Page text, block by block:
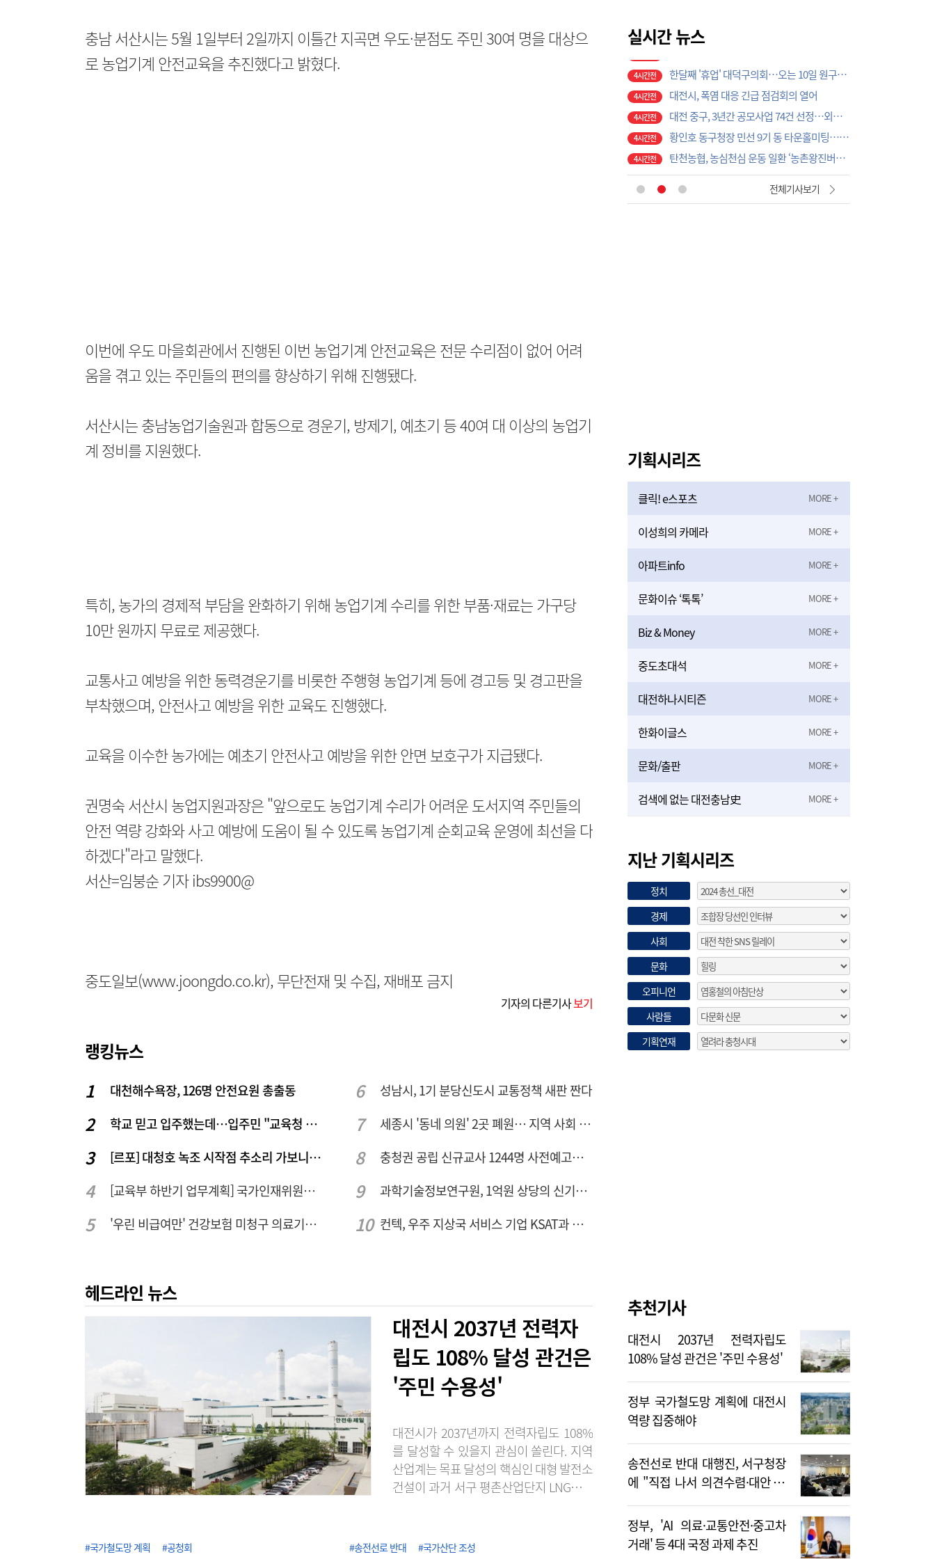
충남 서산시는 5월 1일부터 2일까지 이틀간 지곡면 우도·분점도 주민 30여 명을 대상으
로 농업기계 안전교육을 추진했다고 밝혔다.
이번에 우도 마을회관에서 진행된 이번 농업기계 안전교육은 전문 수리점이 없어 어려
움을 겪고 있는 주민들의 편의를 향상하기 위해 진행됐다.
서산시는 충남농업기술원과 합동으로 경운기, 방제기, 예초기 등 40여 대 이상의 농업기
계 정비를 지원했다.
특히, 농가의 경제적 부담을 완화하기 위해 농업기계 수리를 위한 부품·재료는 가구당
10만 원까지 무료로 제공했다.
교통사고 예방을 위한 동력경운기를 비롯한 주행형 농업기계 등에 경고등 및 경고판을
부착했으며, 안전사고 예방을 위한 교육도 진행했다.
교육을 이수한 농가에는 예초기 안전사고 예방을 위한 안면 보호구가 지급됐다.
권명숙 서산시 농업지원과장은 "앞으로도 농업기계 수리가 어려운 도서지역 주민들의
안전 역량 강화와 사고 예방에 도움이 될 수 있도록 농업기계 순회교육 운영에 최선을 다
하겠다"라고 말했다.
서산=임붕순 기자 ibs9900@
중도일보(www.joongdo.co.kr), 무단전재 및 수집, 재배포 금지
기자의 다른기사보기
랭킹뉴스
대천해수욕장, 126명 안전요원 총출동
학교 믿고 입주했는데…입주민 "교육청 중재 나서라"
[르포] 대청호 녹조 시작점 추소리 가보니…걷어내도 짙은 초록빛
[교육부 하반기 업무계획] 국가인재위원회 신설… 거점국립대 3곳 성장엔진·AI 분야 패키지 지원
'우린 비급여만' 건강보험 미청구 의료기관 대전 65곳 충남 31곳
성남시, 1기 분당신도시 교통정책 새판 짠다
세종시 '동네 의원' 2곳 폐원… 지역 사회 도마 위
충청권 공립 신규교사 1244명 사전예고… 대전 초등 34명서 4명으로
과학기술정보연구원, 1억원 상당의 신기술 기업 이전 완료
컨텍, 우주 지상국 서비스 기업 KSAT과 안테나 6기 계약 체결
헤드라인 뉴스
대전시 2037년 전력자
립도 108% 달성 관건은
'주민 수용성'
대전시가 2037년까지 전력자립도 108%
를 달성할 수 있을지 관심이 쏠린다. 지역
산업계는 목표 달성의 핵심인 대형 발전소
건설이 과거 서구 평촌산업단지 LNG발전
인 시각을 보이고 있다. 6일 에너지경제연
#국가철도망 계획 #공청회 #송전선로 반대 #국가산단 조성
실시간 뉴스
4시간전
대전시, 폭염 대응 긴급 점검회의 열어
4시간전 대전 중구, 3년간 공모사업 74건 선정…외부재원 1099억 확보
4시간전
4시간전 탄천농협, 농심천심 운동 일환 ‘농촌왕진버스’ 운영
4시간전 대전시의회, 정책 역량 증대 박차… "공부하는 의회, 연구하는 의회로"
4시간전 檢 보완수사 폐지 형소법에 숨은 ‘이의신청 3개월 제한’…황운하는 30일 추진
4시간전 인공위성 기업 컨텍-AP위성, 루마니아에 지상국 시스템 전수
4시간전
전체기사보기
기획시리즈
클릭! e스포츠
이성희의 카메라
아파트info
문화이슈 ‘톡톡’
Biz & Money
중도초대석
대전하나시티즌
한화이글스
문화/출판
검색에 없는 대전충남史
지난 기획시리즈
정치
경제
사회
문화
오피니언
사람들
기획연재
추천기사
대전시 2037년 전력자립도
108% 달성 관건은 '주민 수용성'
정부 국가철도망 계획에 대전시
역량 집중해야
송전선로 반대 대행진, 서구청장
에 "직접 나서 의견수렴·대안 제
시해야"
정부, 'AI 의료·교통안전·중고차
거래' 등 4대 국정 과제 추진